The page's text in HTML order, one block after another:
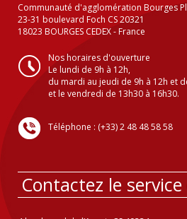
Communauté d'agglomération Bourges
23-31 boulevard Foch CS 20321
18023 BOURGES CEDEX - France
Nos horaires d'ouverture
Le lundi de 9h à 12h,
du mardi au jeudi de 9h à 12h et
et le vendredi de 13h30 à 16h30.
Téléphone : (+33) 2 48 48 58 58
Contactez le